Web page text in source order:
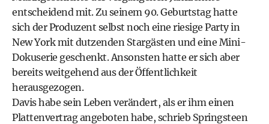
entscheidend mit. Zu seinem 90. Geburtstag hatte
sich der Produzent selbst noch eine riesige Party in
New York mit dutzenden Stargästen und eine Mini-
Dokuserie geschenkt. Ansonsten hatte er sich aber
bereits weitgehend aus der Öffentlichkeit
herausgezogen.
Davis habe sein Leben verändert, als er ihm einen
Plattenvertrag angeboten habe, schrieb Springsteen